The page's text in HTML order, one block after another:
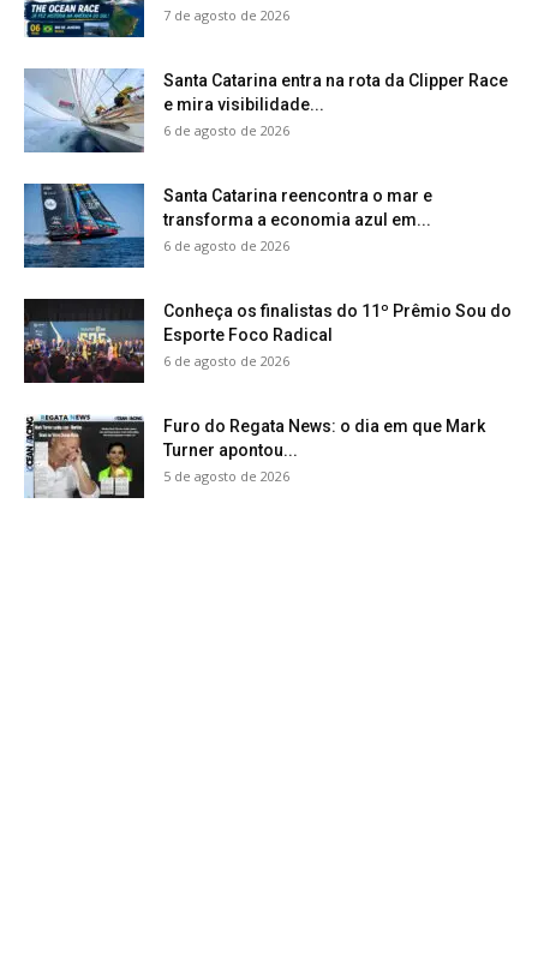
7 de agosto de 2026
Santa Catarina entra na rota da Clipper Race
e mira visibilidade...
6 de agosto de 2026
Santa Catarina reencontra o mar e
transforma a economia azul em...
6 de agosto de 2026
Conheça os finalistas do 11º Prêmio Sou do
Esporte Foco Radical
6 de agosto de 2026
Furo do Regata News: o dia em que Mark
Turner apontou...
5 de agosto de 2026